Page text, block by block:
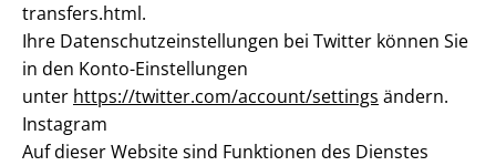
transfers.html.
Ihre Datenschutzeinstellungen bei Twitter können Sie
in den Konto-Einstellungen
unter https://twitter.com/account/settings ändern.
Instagram
Auf dieser Website sind Funktionen des Dienstes